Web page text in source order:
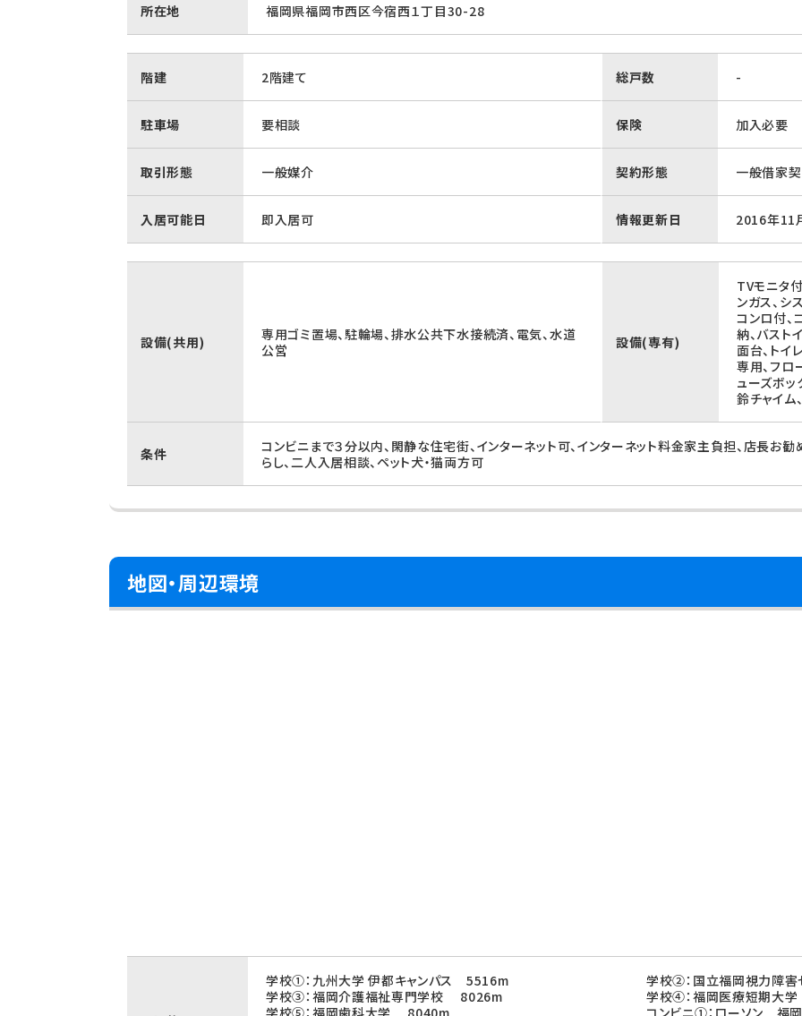
所在地 福岡県福岡市西区今宿西１丁目30-28
階建 2階建て 総戸数 -
駐車場 要相談 保険 加入必要
取引形態 一般媒介 契約形態 一般借家
入居可能日 即入居可 情報更新日 2016年11
設備(共用)
専用ゴミ置場、駐輪場、排水公共下水接続済、電気、水道
公営
設備(専有)
TVモニタ
ンガス、シ
コンロ付、
納、バスト
面台、トイ
専用、フロ
ューズボッ
鈴チャイ
条件
コンビニまで３分以内、閑静な住宅街、インターネット可、インターネット料金家主負担、店長お
らし、二人入居相談、ペット犬・猫両方可
地図・周辺環境
学校①：九州大学 伊都キャンパス 5516m
学校②：国立福岡視力障
学校③：福岡介護福祉専門学校 8026m
学校④：福岡医療短期大
学校⑤：福岡歯科大学 8040m
コンビニ①：ローソン 福